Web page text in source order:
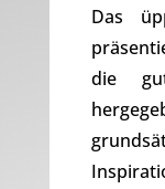
Das
die